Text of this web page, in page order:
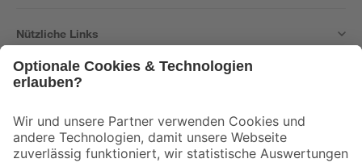
Nützliche Links
Der toom Newsletter: Keine Angebote und Aktionen mehr verpassen!
Zur Newsletter Anmeldung